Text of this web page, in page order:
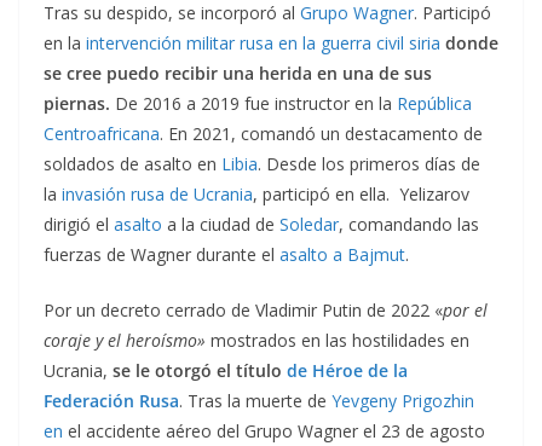
Tras su despido, se incorporó al Grupo Wagner. Participó
en la intervención militar rusa en la guerra civil siria donde
se cree puedo recibir una herida en una de sus
piernas. De 2016 a 2019 fue instructor en la República
Centroafricana. En 2021, comandó un destacamento de
soldados de asalto en Libia. Desde los primeros días de
la invasión rusa de Ucrania, participó en ella. Yelizarov
dirigió el asalto a la ciudad de Soledar, comandando las
fuerzas de Wagner durante el asalto a Bajmut.
Por un decreto cerrado de Vladimir Putin de 2022 «por el
coraje y el heroísmo» mostrados en las hostilidades en
Ucrania, se le otorgó el título de Héroe de la
Federación Rusa. Tras la muerte de Yevgeny Prigozhin
en el accidente aéreo del Grupo Wagner el 23 de agosto